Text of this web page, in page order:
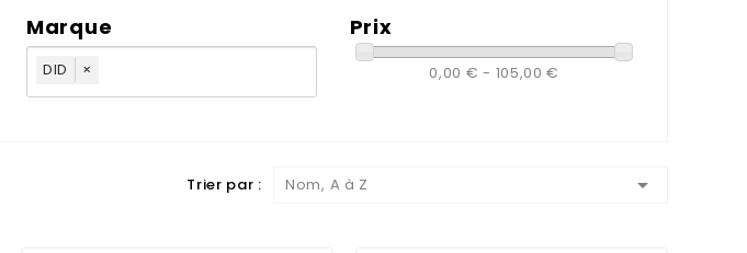
Marque
DID ×
Prix
0,00 € - 105,00 €
Trier par : Nom, A à Z 